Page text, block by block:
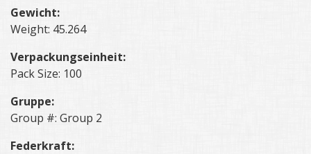
Gewicht:
Weight: 45.264
Verpackungseinheit:
Pack Size: 100
Gruppe:
Group #: Group 2
Federkraft: